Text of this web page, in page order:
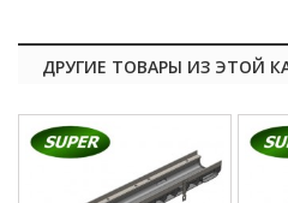
ДРУГИЕ ТОВАРЫ ИЗ ЭТОЙ